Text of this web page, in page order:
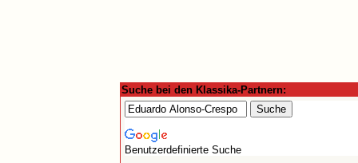
Suche bei den Klassika-Partnern:
Benutzerdefinierte Suche